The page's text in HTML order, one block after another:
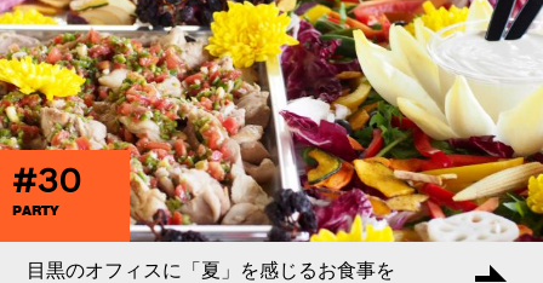
#30
PARTY
目黒のオフィスに「夏」を感じるお食事を